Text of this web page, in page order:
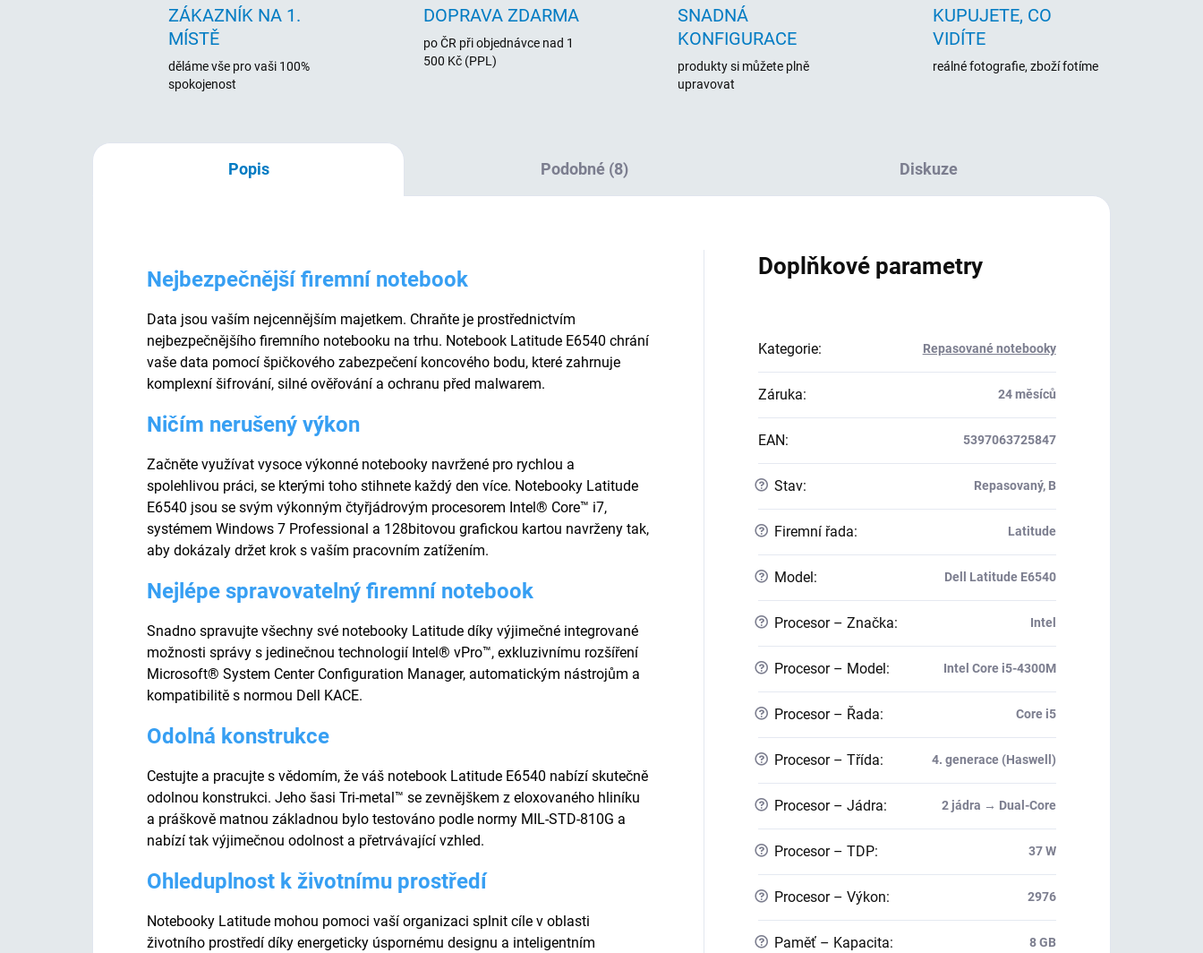
ZÁKAZNÍK NA 1.
MÍSTĚ
děláme vše pro vaši 100%
spokojenost
DOPRAVA ZDARMA
po ČR při objednávce nad 1
500 Kč (PPL)
SNADNÁ
KONFIGURACE
produkty si můžete plně
upravovat
KUPUJETE, CO
VIDÍTE
reálné fotografie, zboží fotíme
Popis Podobné (8) Diskuze
Nejbezpečnější firemní notebook
Data jsou vaším nejcennějším majetkem. Chraňte je prostřednictvím
nejbezpečnějšího firemního notebooku na trhu. Notebook Latitude E6540 chrání
vaše data pomocí špičkového zabezpečení koncového bodu, které zahrnuje
komplexní šifrování, silné ověřování a ochranu před malwarem.
Ničím nerušený výkon
Začněte využívat vysoce výkonné notebooky navržené pro rychlou a
spolehlivou práci, se kterými toho stihnete každý den více. Notebooky Latitude
E6540 jsou se svým výkonným čtyřjádrovým procesorem Intel® Core™ i7,
systémem Windows 7 Professional a 128bitovou grafickou kartou navrženy tak,
aby dokázaly držet krok s vaším pracovním zatížením.
Nejlépe spravovatelný firemní notebook
Snadno spravujte všechny své notebooky Latitude díky výjimečné integrované
možnosti správy s jedinečnou technologií Intel® vPro™, exkluzivnímu rozšíření
Microsoft® System Center Configuration Manager, automatickým nástrojům a
kompatibilitě s normou Dell KACE.
Odolná konstrukce
Cestujte a pracujte s vědomím, že váš notebook Latitude E6540 nabízí skutečně
odolnou konstrukci. Jeho šasi Tri-metal™ se zevnějškem z eloxovaného hliníku
a práškově matnou základnou bylo testováno podle normy MIL-STD-810G a
nabízí tak výjimečnou odolnost a přetrvávající vzhled.
Ohleduplnost k životnímu prostředí
Notebooky Latitude mohou pomoci vaší organizaci splnit cíle v oblasti
životního prostředí díky energeticky úspornému designu a inteligentním
Doplňkové parametry
Kategorie: Repasované notebooky
Záruka: 24 měsíců
EAN: 5397063725847
? Stav: Repasovaný, B
? Firemní řada: Latitude
? Model : Dell Latitude E6540
? Procesor – Značka: Intel
? Procesor – Model : Intel Core i5-4300M
? Procesor – Řada: Core i5
? Procesor – Třída: 4. generace (Haswell)
? Procesor – Jádra: 2 jádra → Dual-Core
? Procesor – TDP: 37 W
? Procesor – Výkon: 2976
? Paměť – Kapacita: 8 GB